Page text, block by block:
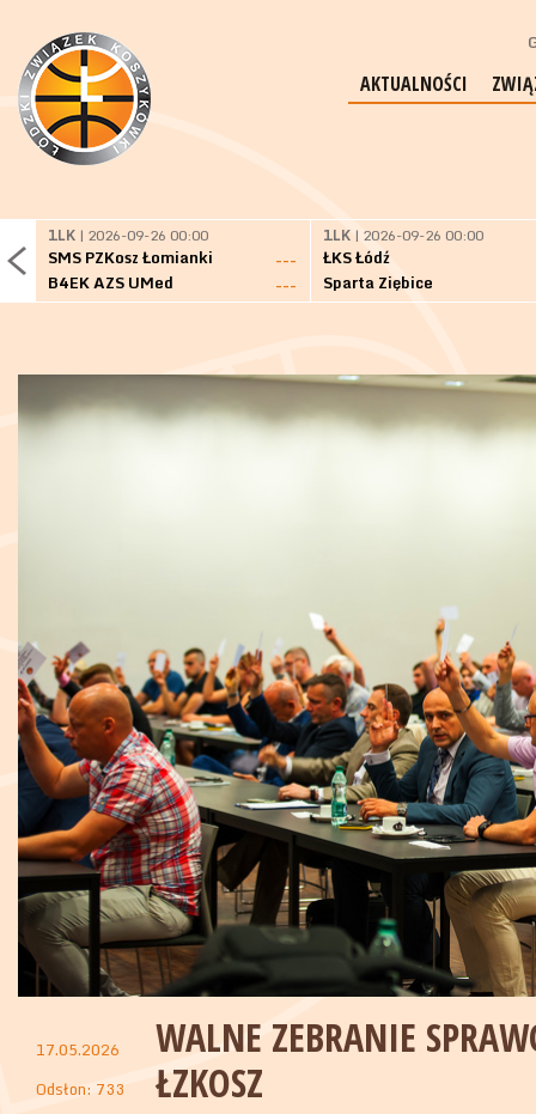
AKTUALNOŚCI
1LK | 2026-09-26 00:00
SMS PZKosz Łomianki
---
B4EK AZS UMed
---
1LK | 2026-09-26 00:00
ŁKS Łódź
Sparta Ziębice
17.05.2026
Odsłon: 733
WALNE ZEBRANIE
ŁZKOSZ